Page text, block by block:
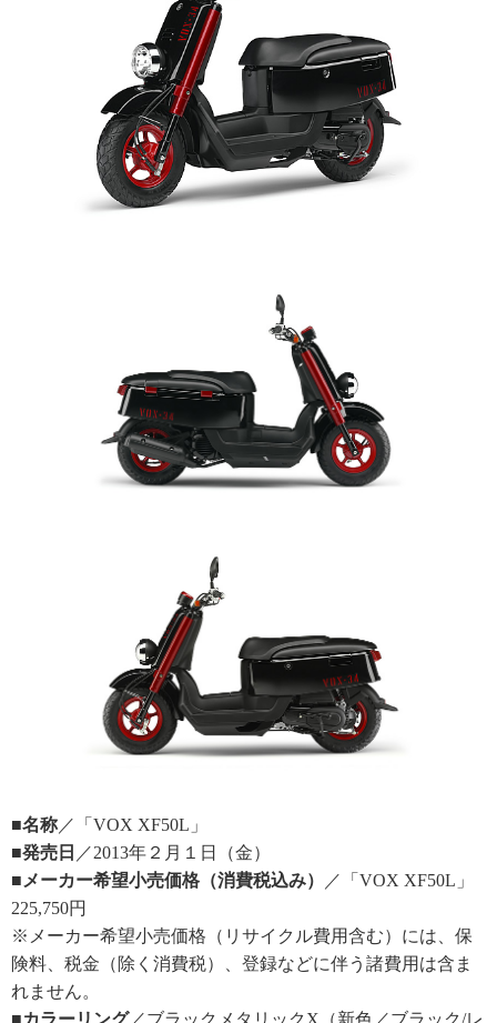
■名称 ／「VOX XF50L」
■発売日 ／2013年２月１日（金）
■メーカー希望小売価格（消費税込み）
／「VOX XF50L」
225,750円
※メーカー希望小売価格（リサイクル費用含む）には、保
険料、税金（除く消費税）、登録などに伴う諸費用は含ま
れません。
■カラーリング／ブラックメタリックX（新色／ブラック/レ